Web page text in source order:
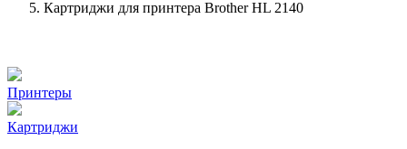
Картриджи для принтера Brother HL 2140
Принтеры
Картриджи